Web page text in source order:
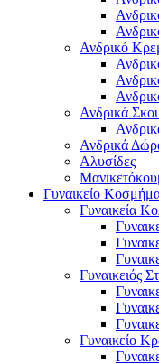
Ανδρικό
Ανδρικά
Ανδρικά
Αλυσίδες
Γυναικείο
Γυναικεία
Γυναικειός
Γυναικείο